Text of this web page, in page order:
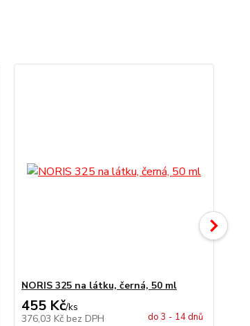
NORIS 325 na látku, černá, 50 ml
455 Kč/ks
376,03 Kč bez DPH do 3 - 14 dnů